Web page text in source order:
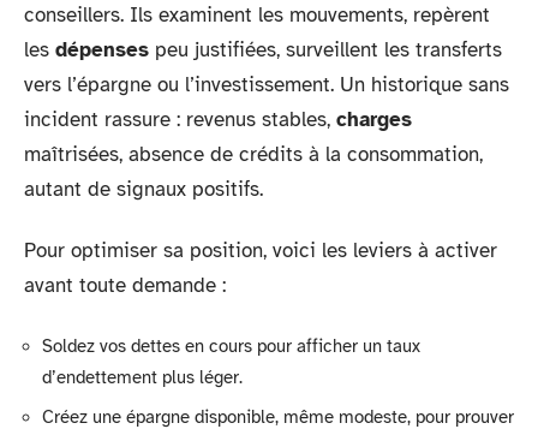
conseillers. Ils examinent les mouvements, repèrent
les dépenses peu justifiées, surveillent les transferts
vers l’épargne ou l’investissement. Un historique sans
incident rassure : revenus stables, charges
maîtrisées, absence de crédits à la consommation,
autant de signaux positifs.
Pour optimiser sa position, voici les leviers à activer
avant toute demande :
Soldez vos dettes en cours pour afficher un taux
d’endettement plus léger.
Créez une épargne disponible, même modeste, pour prouver